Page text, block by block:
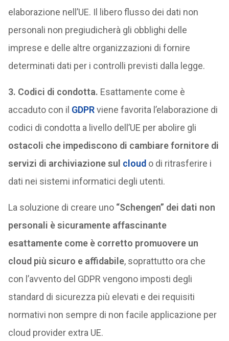
elaborazione nell’UE. Il libero flusso dei dati non
personali non pregiudicherà gli obblighi delle
imprese e delle altre organizzazioni di fornire
determinati dati per i controlli previsti dalla legge.
3. Codici di condotta. Esattamente come è
accaduto con il GDPRviene favorita l’elaborazione di
codici di condotta a livello dell’UE per abolire gli
ostacoli che impediscono di cambiare fornitore di
servizi di archiviazione sul cloud o di ritrasferire i
dati nei sistemi informatici degli utenti.
La soluzione di creare uno “Schengen” dei dati non
personali è sicuramente affascinante
esattamente come è corretto promuovere un
cloud più sicuro e affidabile, soprattutto ora che
con l’avvento del GDPR vengono imposti degli
standard di sicurezza più elevati e dei requisiti
normativi non sempre di non facile applicazione per
cloud provider extra UE.